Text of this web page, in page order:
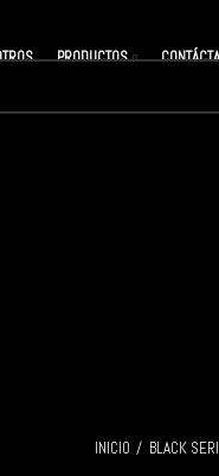
PRODUCTOS
INICIO
BLACK